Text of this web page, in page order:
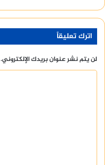
اترك تعليقاً
لن يتم نشر عنوان بريدك الإلكتروني.